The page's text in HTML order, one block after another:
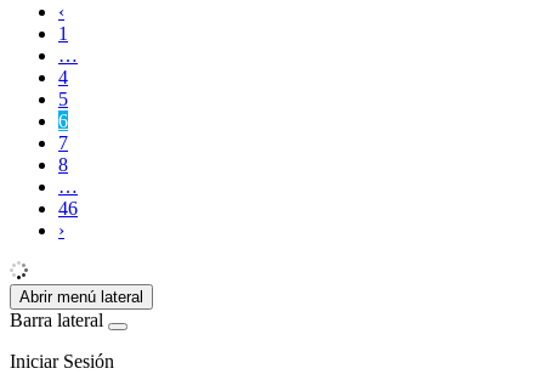
‹
1
…
4
5
6
7
8
…
46
›
Abrir menú lateral
Barra lateral
Iniciar Sesión